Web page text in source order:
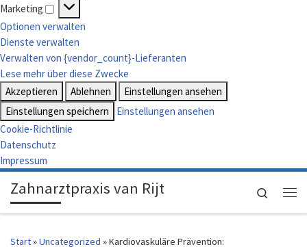
Marketing
Marketing
Optionen verwalten
Dienste verwalten
Verwalten von {vendor_count}-Lieferanten
Lese mehr über diese Zwecke
Akzeptieren
Ablehnen
Einstellungen ansehen
Einstellungen speichern
Einstellungen ansehen
Cookie-Richtlinie
Datenschutz
Impressum
Zahnarztpraxis van Rijt
Search
Start»Uncategorized »Kardiovaskuläre Prävention: